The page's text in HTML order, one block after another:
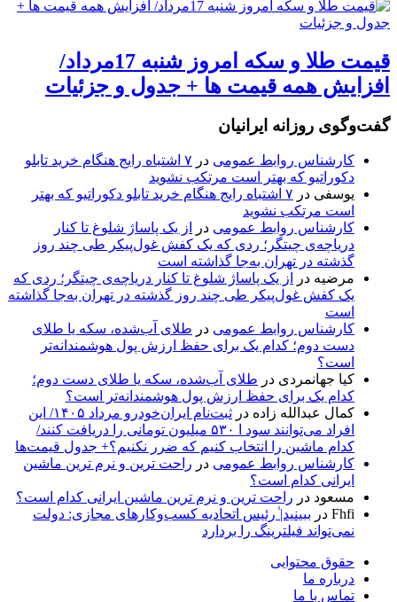
قیمت طلا و سکه امروز شنبه 17مرداد/
افزایش همه قیمت ها + جدول و جزئیات
گفت‌وگوی روزانه ایرانیان
کارشناس روابط عمومی در
۷ اشتباه رایج هنگام خرید تابلو
دکوراتیو که بهتر است مرتکب نشوید
یوسفی در
۷ اشتباه رایج هنگام خرید تابلو دکوراتیو که بهتر
است مرتکب نشوید
کارشناس روابط عمومی در
از یک پاساژ شلوغ تا کنار
دریاچه‌ی چیتگر؛ ردی که یک کفش غول‌پیکر طی چند روز
گذشته در تهران به‌جا گذاشته است
مرضیه در
از یک پاساژ شلوغ تا کنار دریاچه‌ی چیتگر؛ ردی که
یک کفش غول‌پیکر طی چند روز گذشته در تهران به‌جا گذاشته
است
کارشناس روابط عمومی در طلای آب‌شده، سکه یا طلای
دست دوم؛ کدام یک برای حفظ ارزش پول هوشمندانه‌تر
است؟
کیا جهانمردی در طلای آب‌شده، سکه یا طلای دست دوم؛
کدام یک برای حفظ ارزش پول هوشمندانه‌تر است؟
کمال عبدالله زاده در
ثبت‌نام ایران‌خودرو مرداد ۱۴۰۵/ این
افراد می‌توانند سود ا ۵۳۰ میلیون تومانی را دریافت کنند/
کدام ماشین را انتخاب کنیم که ضرر نکنیم؟+ جدول قیمت‌ها
کارشناس روابط عمومی در راحت ترین و نرم ترین ماشین
ایرانی کدام است؟
مسعود در راحت ترین و نرم ترین ماشین ایرانی کدام است؟
Fhfi در ببینید| ٰرئیس اتحادیه کسب‌وکارهای مجازی: دولت
نمی‌تواند فیلترینگ را بردارد
حقوق محتوایی
درباره ما
تماس با ما